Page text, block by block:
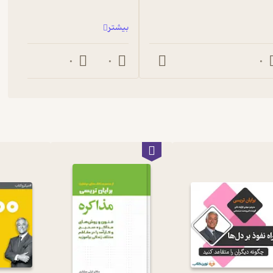
اشاره کرد:
در فروش نامحدود»، «فوق ستاره فروش شوید»، «مدیریت زمان»،
بی‌نهایت در فروش»، «نیروی اعتماد به‌ نفس»، «همانقدر به‌ دست
نامحدود»، «چطور بهترین افراد را استخدام کنیم و نگه داریم» در
0
بیشتر
0
0